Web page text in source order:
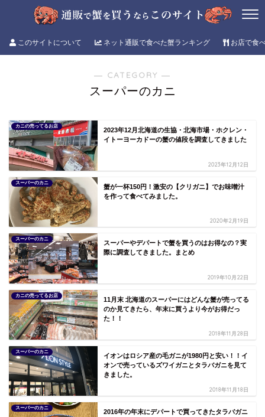
このサイトについて ネット通販で食べた蟹ランキング お店で食
― CATEGORY ―
スーパーのカニ
カニの売ってるお店
2023年12月北海道の生協・北海市場・ホクレン・
イトーヨーカドーの蟹の値段を調査してきました
2023年12月12日
スーパーのカニ
蟹が一杯150円！激安の【クリガニ】でお味噌汁
を作って食べてみました。
2020年2月19日
スーパーのカニ
スーパーやデパートで蟹を買うのはお得なの？実
際に調査してきました。まとめ
2019年10月22日
カニの売ってるお店
11月末 北海道のスーパーにはどんな蟹が売ってる
のか見てきたら、年末に買うより今がお得だっ
た！！
2018年11月28日
スーパーのカニ
イオンはロシア産の毛ガニが1980円と安い！！イ
オンで売っているズワイガニとタラバガニを見て
きました。
2018年11月18日
スーパーのカニ
2016年の年末にデパートで買ってきたタラバガニ